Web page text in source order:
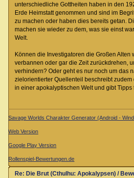
unterschiedliche Gottheiten haben in den
Erde Heimstatt genommen und sind im
zu machen oder haben dies bereits getan.
machen sie wieder zu dem, was sie einst
Welt.
Können die Investigatoren die Großen Alten
verbannen oder gar die Zeit zurückdrehen,
verhindern? Oder geht es nur noch um das
zielorientierter Quellenteil beschreibt
in einer apokalyptischen Welt und gibt
Savage Worlds Charakter Generator (Android -
Web Version
Google Play Version
Rollenspiel-Bewertungen.de
Re: Die Brut (Cthulhu: Apokalypsen) /